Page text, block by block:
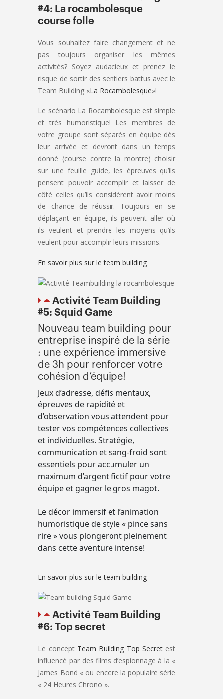
#4: La rocambolesque
course folle
Vous souhaitez faire changement et ne
pas toujours organiser les mêmes
activités? Soyez audacieux et prenez le
risque de sortir des sentiers battus avec le
Team Building «La Rocambolesque»!
Le scénario La Rocambolesque est simple
et très humoristique! Les membres de
votre groupe sont séparés en équipe dès
leur arrivée et devront dans un temps
donné (course contre la montre) choisir
sur une feuille guide, les épreuves qu’ils
pensent pouvoir accomplir et laisser de
côté celles qu’ils considèrent avoir moins
de chance de réussir. Toujours en se
déplaçant en équipe, ils peuvent aller où
ils veulent et prendre les moyens qu’ils
veulent pour accomplir leurs missions.
En savoir plus sur le team building
Activité Team Building
#5: Squid Game
Nouveau team building pour
entreprise inspiré de la série
: une expérience immersive
de 3h pour renforcer votre
cohésion d’équipe!
Jeux d’adresse, défis mentaux,
épreuves de rapidité et
d’observation vous attendent pour
tester vos compétences collectives
et individuelles. Stratégie,
communication et sang-froid sont
essentiels pour accumuler un
maximum d’argent fictif pour votre
équipe et gagner le gros magot.
Le décor immersif et l’animation
humoristique de style « pince sans
rire » vous plongeront pleinement
dans cette aventure intense!
En savoir plus sur le team building
Activité Team Building
#6: Top secret
Le concept Team Building Top Secret est
influencé par des films d’espionnage à la «
James Bond « ou encore la populaire série
« 24 Heures Chrono ».